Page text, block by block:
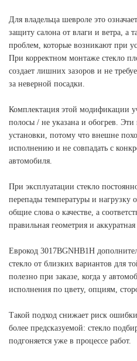
Для владельца шевроле это
защиту салона от влаги и ветра, а
проблем, которые возникают при
При корректном монтаже стекло
создает лишних зазоров и не
за неверной посадки.
Комплектация этой модификации
полосы / не указана и обогрев.
установки, потому что внешне
исполнению и не совпадать с
автомобиля.
При эксплуатации стекло
перепады температуры и нагрузку
общие слова о качестве, а
правильная геометрия и аккуратная
Еврокод 3017BGNHB1H
стекло от близких вариантов для
полезно при заказе, когда у
исполнения по цвету, опциям,
Такой подход снижает риск
более предсказуемой: стекло
подгоняется уже в процессе работ.